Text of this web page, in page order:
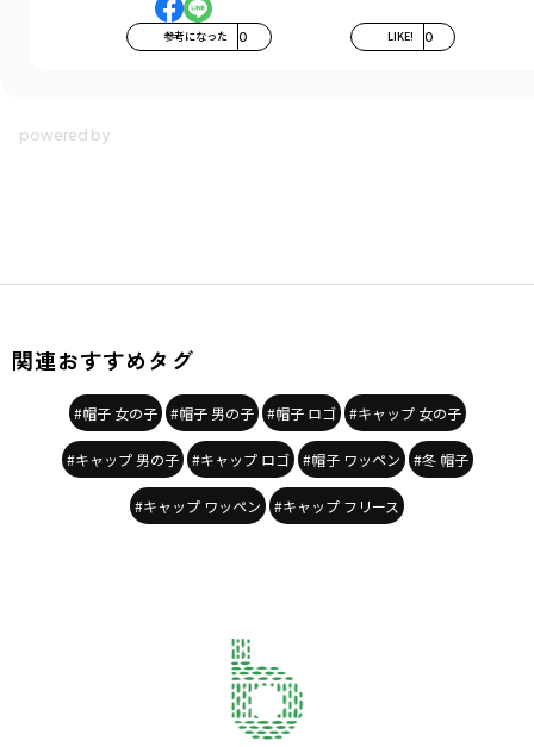
参考になった 0 LIKE! 0
関連おすすめタグ
#帽子 女の子 #帽子 男の子 #帽子 ロゴ #キャップ 女の子
#キャップ 男の子 #キャップ ロゴ #帽子 ワッペン #冬 帽子
#キャップ ワッペン #キャップ フリース